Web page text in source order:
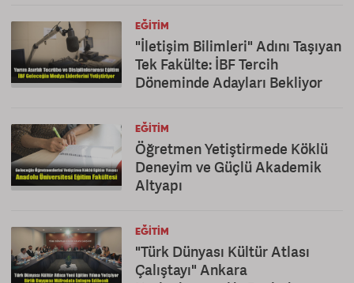
EĞITIM
"İletişim Bilimleri" Adını Taşıyan
Tek Fakülte: İBF Tercih
Döneminde Adayları Bekliyor
EĞITIM
Öğretmen Yetiştirmede Köklü
Deneyim ve Güçlü Akademik
Altyapı
EĞITIM
"Türk Dünyası Kültür Atlası
Çalıştayı" Ankara